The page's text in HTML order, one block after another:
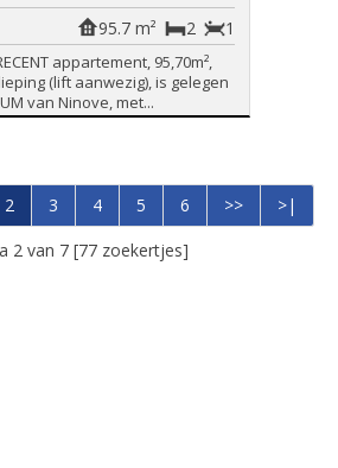
1
2
95.7 m²
appartement, 95,70m²,
(lift aanwezig), is gelegen
van Ninove, met...
2 3 4 5 6 >>
>|
2 van 7 [77 zoekertjes]